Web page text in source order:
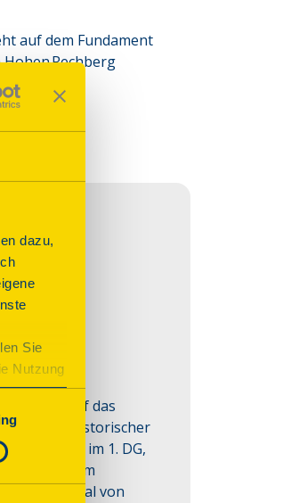
dazu,
Sie
Nutzung
Tool
für den
auf dem Fundament
Rechberg
auf das
An historischer
im 1. DG,
aufgemaltem
von